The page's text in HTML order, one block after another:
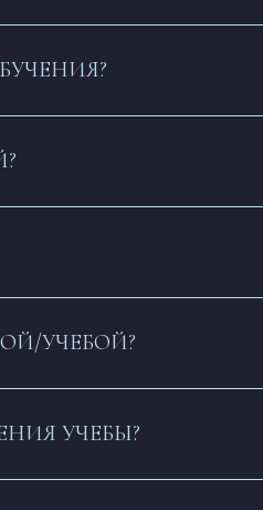
УЧЕБОЙ?
УЧЕБЫ?